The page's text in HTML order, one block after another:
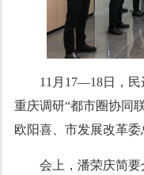
11月17—18日，民
重庆调研“都市圈协同
欧阳喜、市发展改革委
会上，潘荣庆简